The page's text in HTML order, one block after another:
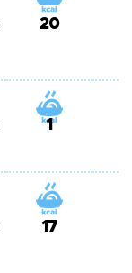
20
1
17